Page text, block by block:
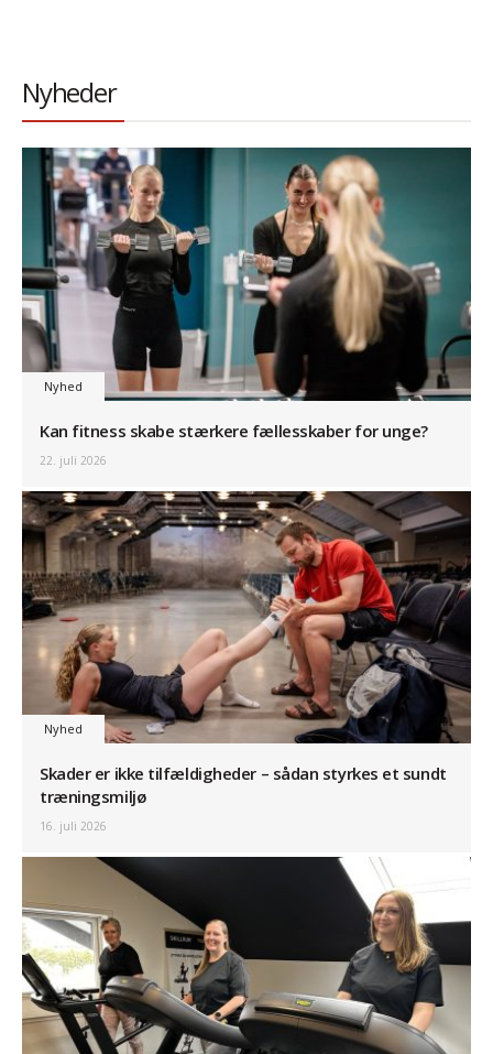
Nyheder
Nyhed
Kan fitness skabe stærkere fællesskaber for unge?
22. juli 2026
Nyhed
Skader er ikke tilfældigheder – sådan styrkes et sundt
træningsmiljø
16. juli 2026